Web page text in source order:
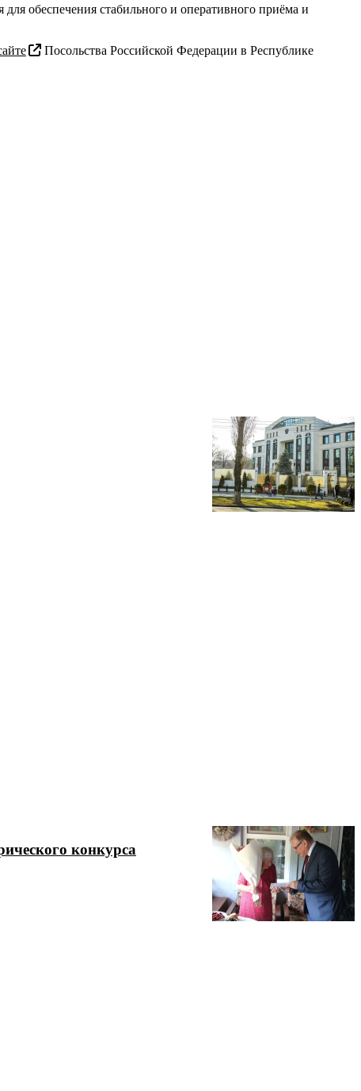
обеспечения стабильного и оперативного приёма и
Посольства Российской Федерации в Республике
конкурса